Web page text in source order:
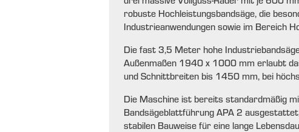
robuste Hochleistungsbandsäge, die
Industrieanwendungen sowie im Bereich
Die fast 3,5 Meter hohe
Außenmaßen 1940 x 1000 mm erlaubt
und Schnittbreiten bis 1450 mm, bei
Die Maschine ist bereits standardmäßig
Bandsägeblattführung APA 2
stabilen Bauweise für eine lange